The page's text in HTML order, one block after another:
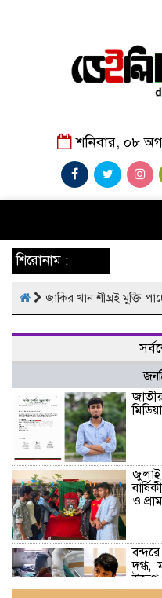
শনিবার, ০৮
শিরোনাম :
জাকির খান শীঘ্রই মুক্তি
​জুলাই
ও
দগ্ধ,